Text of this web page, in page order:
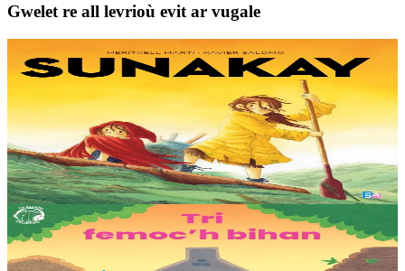
Gwelet re all levrioù evit ar vugale
TES
Sunakay
Deuet eo ar mor da vezañ ur pezh lennad loustoni hep netra vev
ennañ ken. Div c’hoar zo o chom war un enez plastik, o klask bevañ
evel ma c’hallont, e-touez al lastez....
Er stok25,00 €
3 bloaz hag ouzhpenn
TES
Tri femoc'h bihan